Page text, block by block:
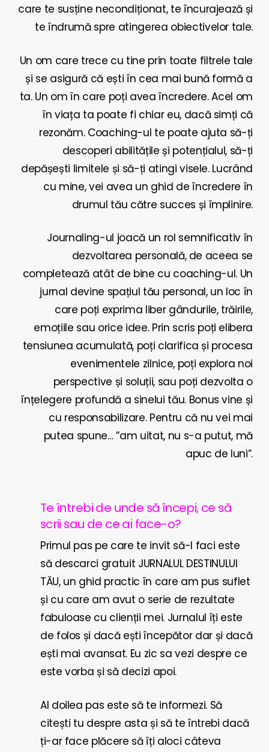
care te susține necondiționat, te încurajează și
te îndrumă spre atingerea obiectivelor tale.
Un om care trece cu tine prin toate filtrele tale
și se asigură că ești în cea mai bună formă a
ta. Un om în care poți avea încredere. Acel om
în viața ta poate fi chiar eu, dacă simți că
rezonăm. Coaching-ul te poate ajuta să-ți
descoperi abilitățile și potențialul, să-ți
depășești limitele și să-ți atingi visele. Lucrând
cu mine, vei avea un ghid de încredere în
drumul tău către succes și împlinire.
Journaling-ul joacă un rol semnificativ în
dezvoltarea personală, de aceea se
completează atât de bine cu coaching-ul. Un
jurnal devine spațiul tău personal, un loc în
care poți exprima liber gândurile, trăirile,
emoțiile sau orice idee. Prin scris poți elibera
tensiunea acumulată, poți clarifica și procesa
evenimentele zilnice, poți explora noi
perspective și soluții, sau poți dezvolta o
înțelegere profundă a sinelui tău. Bonus vine și
cu responsabilizare. Pentru că nu vei mai
putea spune… ”am uitat, nu s-a putut, mă
apuc de luni”.
Te întrebi de unde să începi, ce să
scrii sau de ce ai face-o?
Primul pas pe care te invit să-l faci este
să descarci gratuit JURNALUL DESTINULUI
TĂU, un ghid practic în care am pus suflet
și cu care am avut o serie de rezultate
fabuloase cu clienții mei. Jurnalul îți este
de folos și dacă ești începător dar și dacă
ești mai avansat. Eu zic sa vezi despre ce
este vorba și să decizi apoi.
Al doilea pas este să te informezi. Să
citești tu despre asta și să te întrebi dacă
ți-ar face plăcere să îți aloci câteva